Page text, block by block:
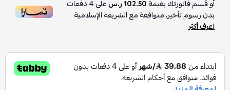
أو قسم فاتورتك بقيمة102.50 ر.س على4دفعات
بدون رسوم تأخير، متوافقة مع الشريعة الإسلامية
اعرف أكثر